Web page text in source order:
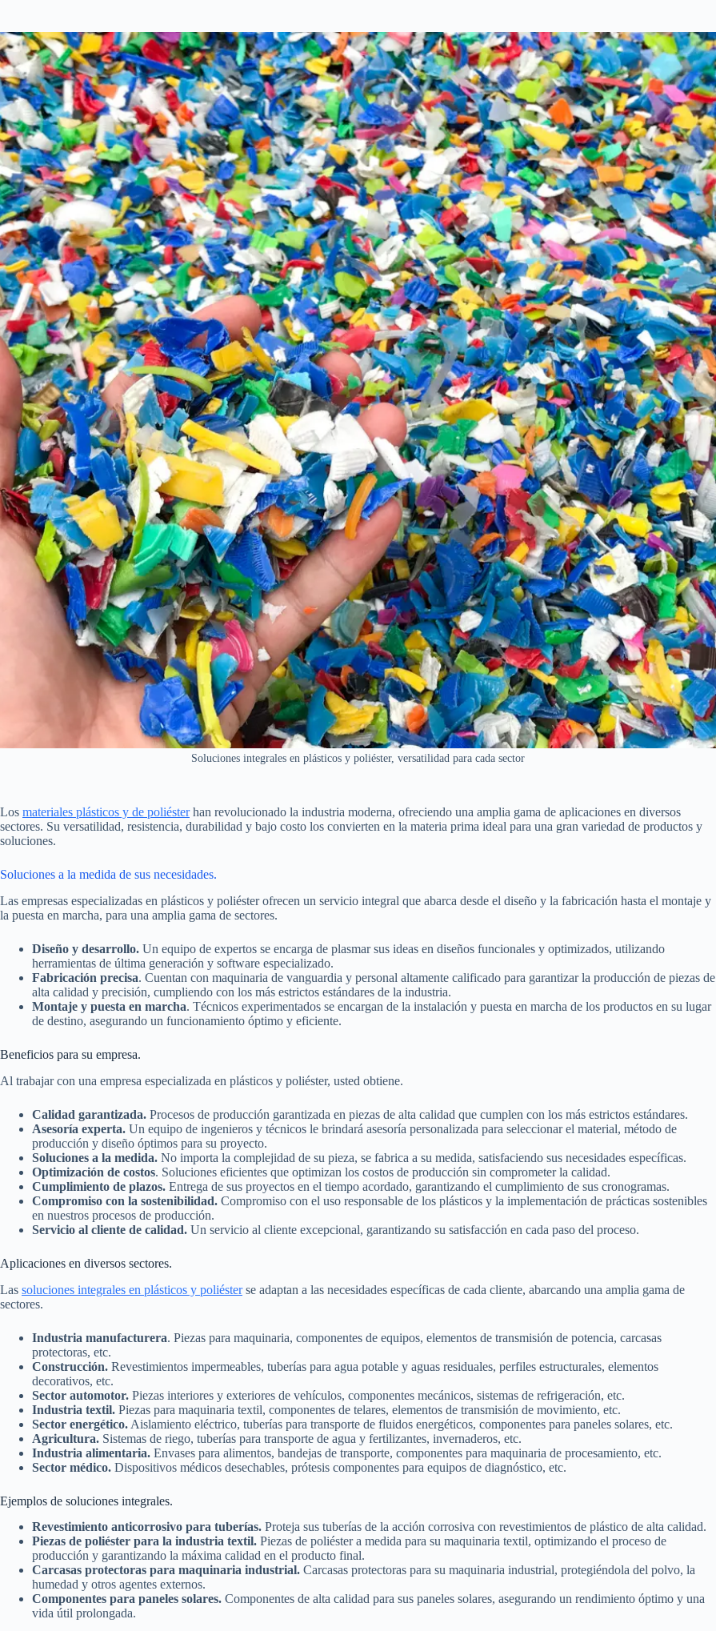
Soluciones integrales en plásticos y poliéster, versatilidad para cada sector
Los materiales plásticos y de poliésterhan revolucionado la industria moderna, ofreciendo una amplia gama de aplicaciones en diversos
sectores. Su versatilidad, resistencia, durabilidad y bajo costo los convierten en la materia prima ideal para una gran variedad de productos y
soluciones.
Soluciones a la medida de sus necesidades.
Las empresas especializadas en plásticos y poliéster ofrecen un servicio integral que abarca desde el diseño y la fabricación hasta el montaje y
la puesta en marcha, para una amplia gama de sectores.
Diseño y desarrollo. Un equipo de expertos se encarga de plasmar sus ideas en diseños funcionales y optimizados, utilizando
herramientas de última generación y software especializado.
Fabricación precisa. Cuentan con maquinaria de vanguardia y personal altamente calificado para garantizar la producción de piezas de
alta calidad y precisión, cumpliendo con los más estrictos estándares de la industria.
Montaje y puesta en marcha. Técnicos experimentados se encargan de la instalación y puesta en marcha de los productos en su lugar
de destino, asegurando un funcionamiento óptimo y eficiente.
Beneficios para su empresa.
Al trabajar con una empresa especializada en plásticos y poliéster, usted obtiene.
Calidad garantizada. Procesos de producción garantizada en piezas de alta calidad que cumplen con los más estrictos estándares.
Asesoría experta. Un equipo de ingenieros y técnicos le brindará asesoría personalizada para seleccionar el material, método de
producción y diseño óptimos para su proyecto.
Soluciones a la medida. No importa la complejidad de su pieza, se fabrica a su medida, satisfaciendo sus necesidades específicas.
Optimización de costos. Soluciones eficientes que optimizan los costos de producción sin comprometer la calidad.
Cumplimiento de plazos. Entrega de sus proyectos en el tiempo acordado, garantizando el cumplimiento de sus cronogramas.
Compromiso con la sostenibilidad. Compromiso con el uso responsable de los plásticos y la implementación de prácticas sostenibles
en nuestros procesos de producción.
Servicio al cliente de calidad. Un servicio al cliente excepcional, garantizando su satisfacción en cada paso del proceso.
Aplicaciones en diversos sectores.
Las soluciones integrales en plásticos y poliésterse adaptan a las necesidades específicas de cada cliente, abarcando una amplia gama de
sectores.
Industria manufacturera. Piezas para maquinaria, componentes de equipos, elementos de transmisión de potencia, carcasas
protectoras, etc.
Construcción. Revestimientos impermeables, tuberías para agua potable y aguas residuales, perfiles estructurales, elementos
decorativos, etc.
Sector automotor. Piezas interiores y exteriores de vehículos, componentes mecánicos, sistemas de refrigeración, etc.
Industria textil. Piezas para maquinaria textil, componentes de telares, elementos de transmisión de movimiento, etc.
Sector energético. Aislamiento eléctrico, tuberías para transporte de fluidos energéticos, componentes para paneles solares, etc.
Agricultura. Sistemas de riego, tuberías para transporte de agua y fertilizantes, invernaderos, etc.
Industria alimentaria. Envases para alimentos, bandejas de transporte, componentes para maquinaria de procesamiento, etc.
Sector médico. Dispositivos médicos desechables, prótesis componentes para equipos de diagnóstico, etc.
Ejemplos de soluciones integrales.
Revestimiento anticorrosivo para tuberías. Proteja sus tuberías de la acción corrosiva con revestimientos de plástico de alta calidad.
Piezas de poliéster para la industria textil. Piezas de poliéster a medida para su maquinaria textil, optimizando el proceso de
producción y garantizando la máxima calidad en el producto final.
Carcasas protectoras para maquinaria industrial. Carcasas protectoras para su maquinaria industrial, protegiéndola del polvo, la
humedad y otros agentes externos.
Componentes para paneles solares. Componentes de alta calidad para sus paneles solares, asegurando un rendimiento óptimo y una
vida útil prolongada.